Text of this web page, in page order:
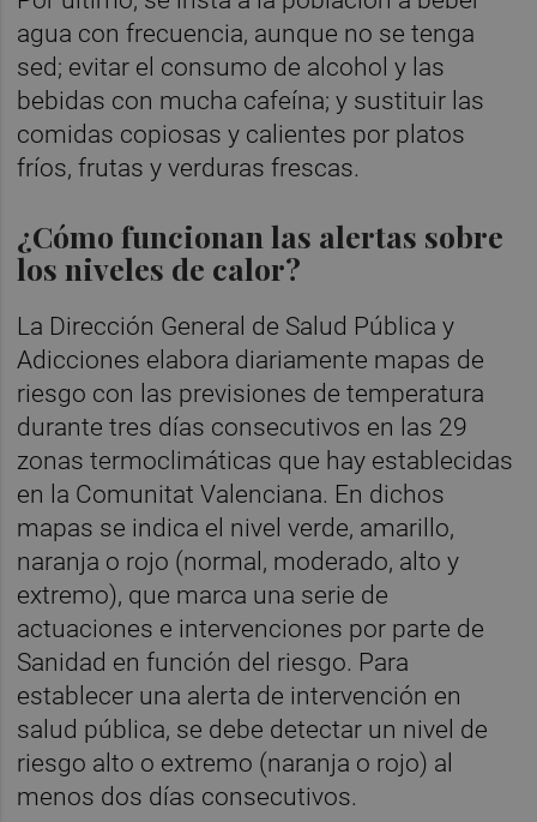
agua con frecuencia, aunque no se tenga
sed; evitar el consumo de alcohol y las
bebidas con mucha cafeína; y sustituir las
comidas copiosas y calientes por platos
fríos, frutas y verduras frescas.
¿Cómo funcionan las alertas sobre
los niveles de calor?
La Dirección General de Salud Pública y
Adicciones elabora diariamente mapas de
riesgo con las previsiones de temperatura
durante tres días consecutivos en las 29
zonas termoclimáticas que hay establecidas
en la Comunitat Valenciana. En dichos
mapas se indica el nivel verde, amarillo,
naranja o rojo (normal, moderado, alto y
extremo), que marca una serie de
actuaciones e intervenciones por parte de
Sanidad en función del riesgo. Para
establecer una alerta de intervención en
salud pública, se debe detectar un nivel de
riesgo alto o extremo (naranja o rojo) al
menos dos días consecutivos.